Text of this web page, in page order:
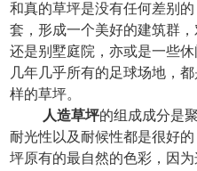
和真的草坪是没有任何差别
套，形成一个美好的建筑群
还是别墅庭院，亦或是一些
几年几乎所有的足球场地，
样的草坪。
人造草坪的组成成分是
耐光性以及耐候性都是很好
坪原有的最自然的色彩，因